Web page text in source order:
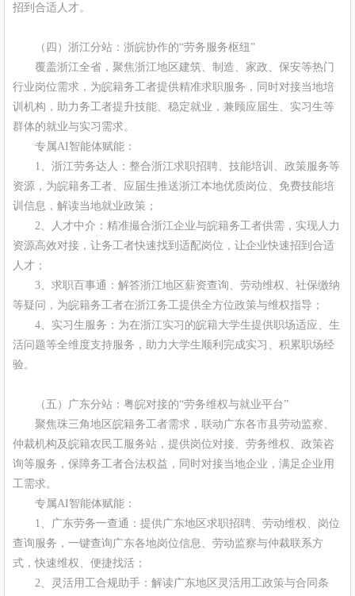
招到合适人才。
（四）浙江分站：浙皖协作的“劳务服务枢纽”
覆盖浙江全省，聚焦浙江地区建筑、制造、家政、保安等热门
行业岗位需求，为皖籍务工者提供精准求职服务，同时对接当地培
训机构，助力务工者提升技能、稳定就业，兼顾应届生、实习生等
群体的就业与实习需求。
专属AI智能体赋能：
1、浙江劳务达人：整合浙江求职招聘、技能培训、政策服务等
资源，为皖籍务工者、应届生推送浙江本地优质岗位、免费技能培
训信息，解读当地就业政策；
2、人才中介：精准撮合浙江企业与皖籍务工者供需，实现人力
资源高效对接，让务工者快速找到适配岗位，让企业快速招到合适
人才；
3、求职百事通：解答浙江地区薪资查询、劳动维权、社保缴纳
等疑问，为皖籍务工者在浙江务工提供全方位政策与维权指导；
4、实习生服务：为在浙江实习的皖籍大学生提供职场适应、生
活问题等全维度支持服务，助力大学生顺利完成实习、积累职场经
验。
（五）广东分站：粤皖对接的“劳务维权与就业平台”
聚焦珠三角地区皖籍务工者需求，联动广东各市县劳动监察、
仲裁机构及皖籍农民工服务站，提供岗位对接、劳务维权、政策咨
询等服务，保障务工者合法权益，同时对接当地企业，满足企业用
工需求。
专属AI智能体赋能：
1、广东劳务一查通：提供广东地区求职招聘、劳动维权、岗位
查询服务，一键查询广东各地岗位信息、劳动监察与仲裁联系方
式，快速维权、便捷找活；
2、灵活用工合规助手：解读广东地区灵活用工政策与合同条